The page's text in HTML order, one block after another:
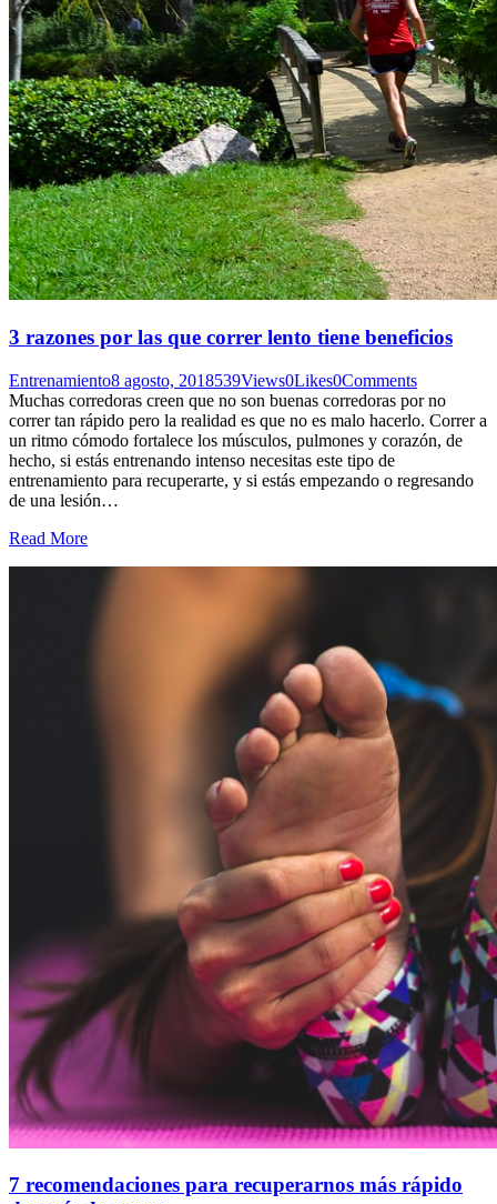
3 razones por las que correr lento tiene beneficios
Entrenamiento8 agosto, 2018539Views0Likes0Comments
Muchas corredoras creen que no son buenas corredoras por no
correr tan rápido pero la realidad es que no es malo hacerlo. Correr a
un ritmo cómodo fortalece los músculos, pulmones y corazón, de
hecho, si estás entrenando intenso necesitas este tipo de
entrenamiento para recuperarte, y si estás empezando o regresando
de una lesión…
Read More
7 recomendaciones para recuperarnos más rápido